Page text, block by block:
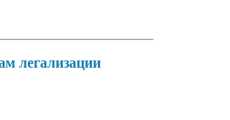
легализации